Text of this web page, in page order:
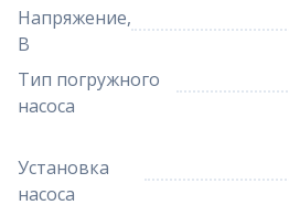
Напряжение,
В
Тип погружного
насоса
Установка
насоса